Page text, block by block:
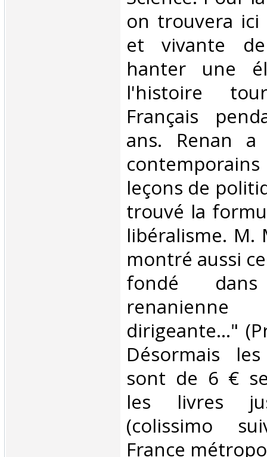
on trouvera ici
et vivante
hanter une
l'histoire
Français
ans. Renan
leçons de
trouvé la
libéralisme. M.
montré aussi
fondé
dirigeante..."
Désormais
sont de 6 €
les livres
(colissimo
France